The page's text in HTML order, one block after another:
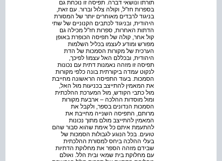
תורתו ונושאי דברה. תפיסה זו נוכחת גם
בספרות חז"ל, וקולה צלול וברור. עם זאת,
בניגוד לרבדים מאוחרים יותר של המסורת
היהודית, ובניגוד לכתבים הקנוניים של שתי
הדתות האחרות, ספרות חז"ל מכילה גם
קול אחר, קולה של תפיסה הכופרת באופן
מפורש ומודע לעצמו בכליל השלמות
הערכית של מקורות הסמכות של הדת
היהודית, ובכללם האל עצמו! לפיכך,
תפיסה זו מזהה נאמנות דתית עם נכונות
לנקוט עמדה ביקורתית בונה כלפי מקורות
הסמכות. בעוד התפיסה הראשונה מחייבת
את המאמין להתייצב בכניעות מול האל,
מול כתבי הקודש, מול המערכת ההלכתית
ומול מוסדות ההלכה – ארבעת מקורות
הסמכות הנדונים בספר, ולקבל את
מרותם, התפיסה השנייה מחייבת את
המאמין להתייצב מולם מתוך נכונות
להתעמת איתם כל אימת שהוא סבור שהם
טועים. בכל הנוגע לגבולות הסמכות של
בעלי ההלכה ביחס למסורת ההלכתית
שבידם מזהה הספר את מחלוקת הדתיות
עם מחלוקת בית שמאי ובית הלל. ואולם